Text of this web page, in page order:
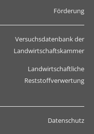
Förderung
Versuchsdatenbank der
Landwirtschaftskammer
Landwirtschaftliche
Reststoffverwertung
Datenschutz